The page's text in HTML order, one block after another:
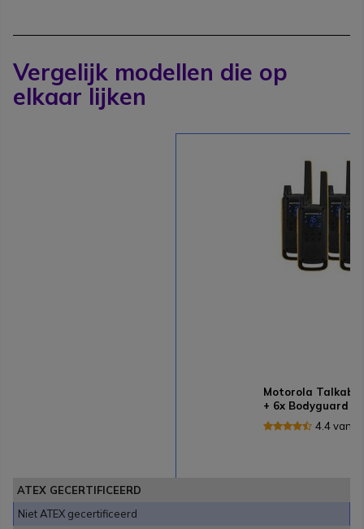
Vergelijk modellen die op
elkaar lijken
Motorola
+ 6x Bodyguard
4.4 van
ATEX GECERTIFICEERD
Niet ATEX gecertificeerd